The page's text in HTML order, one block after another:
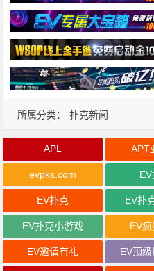
所属分类： 扑克新闻
APL APT
evpks.com
EV扑克 EV扑
EV扑克小游戏 EV
EV邀请有礼 EV顶